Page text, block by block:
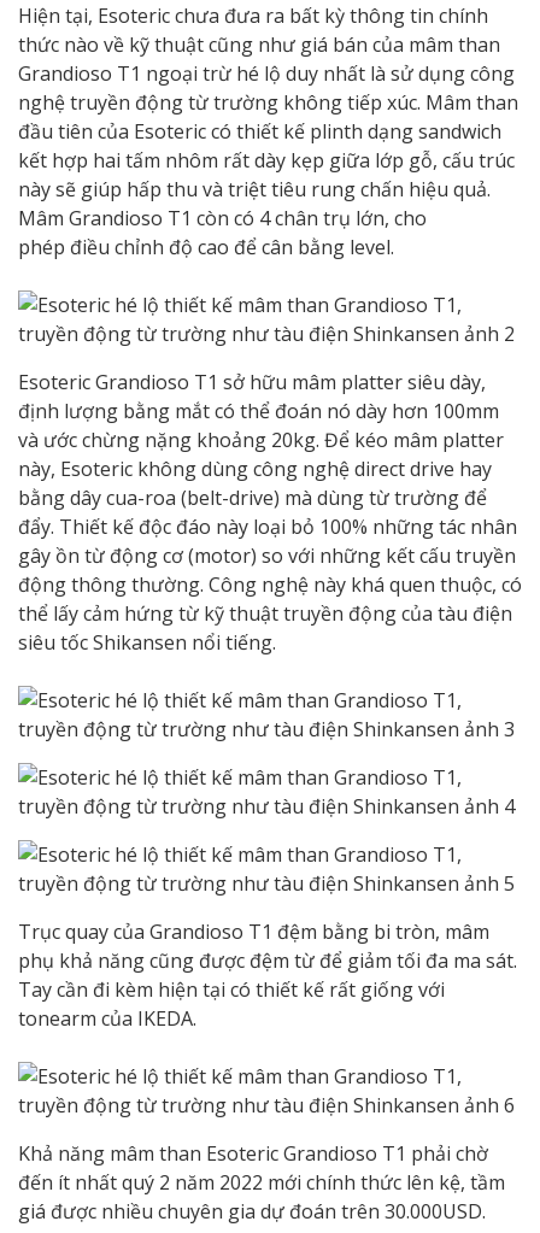
Hiện tại, Esoteric chưa đưa ra bất kỳ thông tin chính
thức nào về kỹ thuật cũng như giá bán của mâm than
Grandioso T1 ngoại trừ hé lộ duy nhất là sử dụng công
nghệ truyền động từ trường không tiếp xúc. Mâm than
đầu tiên của Esoteric có thiết kế plinth dạng sandwich
kết hợp hai tấm nhôm rất dày kẹp giữa lớp gỗ, cấu trúc
này sẽ giúp hấp thu và triệt tiêu rung chấn hiệu quả.
Mâm Grandioso T1 còn có 4 chân trụ lớn, cho
phép điều chỉnh độ cao để cân bằng level.
Esoteric Grandioso T1 sở hữu mâm platter siêu dày,
định lượng bằng mắt có thể đoán nó dày hơn 100mm
và ước chừng nặng khoảng 20kg. Để kéo mâm platter
này, Esoteric không dùng công nghệ direct drive hay
bằng dây cua-roa (belt-drive) mà dùng từ trường để
đẩy. Thiết kế độc đáo này loại bỏ 100% những tác nhân
gây ồn từ động cơ (motor) so với những kết cấu truyền
động thông thường. Công nghệ này khá quen thuộc, có
thể lấy cảm hứng từ kỹ thuật truyền động của tàu điện
siêu tốc Shikansen nổi tiếng.
Trục quay của Grandioso T1 đệm bằng bi tròn, mâm
phụ khả năng cũng được đệm từ để giảm tối đa ma sát.
Tay cần đi kèm hiện tại có thiết kế rất giống với
tonearm của IKEDA.
Khả năng mâm than Esoteric Grandioso T1 phải chờ
đến ít nhất quý 2 năm 2022 mới chính thức lên kệ, tầm
giá được nhiều chuyên gia dự đoán trên 30.000USD.